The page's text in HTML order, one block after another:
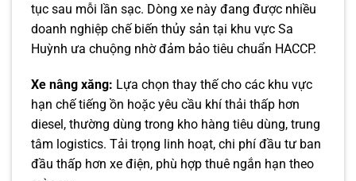
tục sau mỗi lần sạc. Dòng xe này đang được nhiều
doanh nghiệp chế biến thủy sản tại khu vực Sa
Huỳnh ưa chuộng nhờ đảm bảo tiêu chuẩn HACCP.
Xe nâng xăng: Lựa chọn thay thế cho các khu vực
hạn chế tiếng ồn hoặc yêu cầu khí thải thấp hơn
diesel, thường dùng trong kho hàng tiêu dùng, trung
tâm logistics. Tải trọng linh hoạt, chi phí đầu tư ban
đầu thấp hơn xe điện, phù hợp thuê ngắn hạn theo